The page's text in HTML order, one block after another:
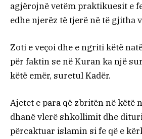
agjërojnë vetëm praktikuesit e
edhe njerëz të tjerë në të gjitha
Zoti e veçoi dhe e ngriti këtë
për faktin se në Kuran ka një
këtë emër, suretul Kadër.
Ajetet e para që zbritën në këtë
dhanë vlerë shkollimit dhe
përcaktuar islamin si fe që e